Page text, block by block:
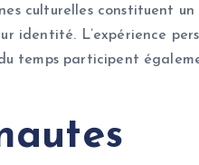
culturelles constituent
identité. L’expérience
temps participent